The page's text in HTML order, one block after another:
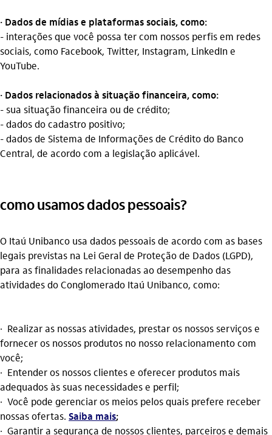
· Dados de mídias e plataformas sociais, como:
- interações que você possa ter com nossos perfis em redes
sociais, como Facebook, Twitter, Instagram, LinkedIn e
YouTube.
· Dados relacionados à situação financeira, como:
- sua situação financeira ou de crédito;
- dados do cadastro positivo;
- dados de Sistema de Informações de Crédito do Banco
Central, de acordo com a legislação aplicável.
como usamos dados pessoais?
O Itaú Unibanco usa dados pessoais de acordo com as bases
legais previstas na Lei Geral de Proteção de Dados (LGPD),
para as finalidades relacionadas ao desempenho das
atividades do Conglomerado Itaú Unibanco, como:
· Realizar as nossas atividades, prestar os nossos serviços e
fornecer os nossos produtos no nosso relacionamento com
você;
· Entender os nossos clientes e oferecer produtos mais
adequados às suas necessidades e perfil;
· Você pode gerenciar os meios pelos quais prefere receber
nossas ofertas. Saiba mais;
· Garantir a segurança de nossos clientes, parceiros e demais